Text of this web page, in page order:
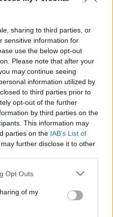
sharing to third parties, or
sensitive information for
use the below opt-out
Please note that after your
may continue seeing
information utilized by
to third parties prior to
opt-out of the further
by third parties on the
This information may
parties on the IAB’s List of
further disclose it to other
uses one or more Google
behaviour. You may click to
and its third-party tags to
purposes in below Google
Opt Outs
of my
lenne
a betegségeket